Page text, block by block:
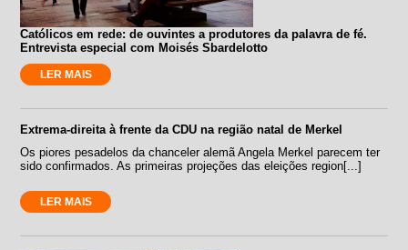
Católicos em rede: de ouvintes a produtores da palavra de fé.
Entrevista especial com Moisés Sbardelotto
LER MAIS
Extrema-direita à frente da CDU na região natal de Merkel
Os piores pesadelos da chanceler alemã Angela Merkel parecem ter
sido confirmados. As primeiras projeções das eleições region[...]
LER MAIS